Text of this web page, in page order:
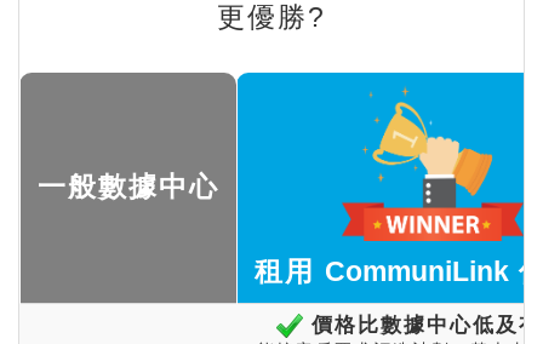
更優勝?
一般數據中心
租用 CommuniLink
價格比數據中心低及